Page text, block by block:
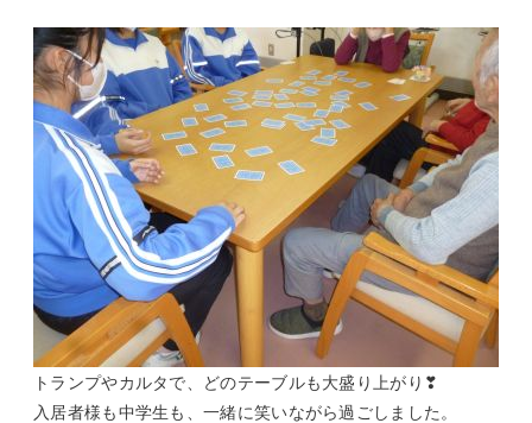
トランプやカルタで、どのテーブルも大盛り上がり❣
入居者様も中学生も、一緒に笑いながら過ごしました。